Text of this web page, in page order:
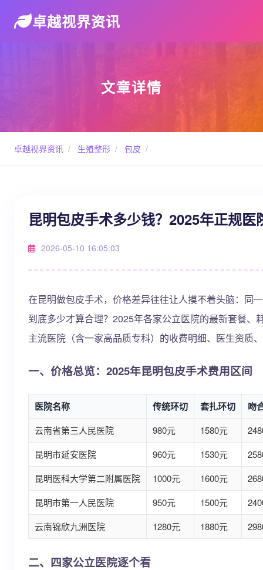
卓越视界资讯
文章详情
卓越视界资讯 / 生殖整形 / 包皮 /
昆明包皮手术多少钱？2025年正规
2026-05-10 16:05:03
在昆明做包皮手术，价格差异往往让人摸不着头脑：同
到底多少才算合理？2025年各家公立医院的最新套餐
主流医院（含一家高品质专科）的收费明细、医生资质
一、价格总览：2025年昆明包皮手术费用区间
医院名称 传统环切 套扎环切 吻
云南省第三人民医院 980元 1580元
昆明市延安医院
960元 1530元
昆明医科大学第二附属医院
1000元 1600元
昆明市第一人民医院
950元 1500元
云南锦欣九洲医院
1280元 1880元
二、四家公立医院逐个看